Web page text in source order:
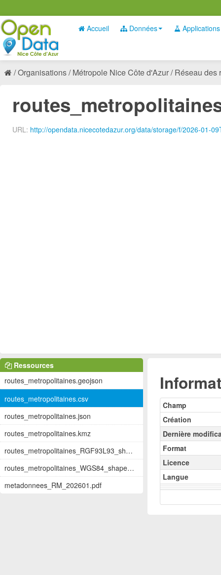
Accueil Données Applications
Organisations Métropole Nice Côte d'Azur Réseau des
URL: http://opendata.nicecotedazur.org/data/storage/f/2026-01-
Champ
Création
Dernière
Format
Licence
Langue
Ressources
routes_metropolitaines.geojson
routes_metropolitaines.csv
routes_metropolitaines.json
routes_metropolitaines.kmz
routes_metropolitaines_RGF93L93_shapefil...
routes_metropolitaines_WGS84_shapefile.z...
metadonnees_RM_202601.pdf